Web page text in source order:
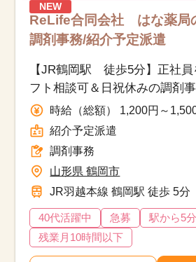
運営会社
NEW
ReLife合同会社 はな薬局
調剤事務/紹介予定派遣
【JR鶴岡駅 徒歩5分】正社
フト相談可＆日祝休みの調剤
シ＆子育て両立も安心
時給（総額） 1,200円～
紹介予定派遣
調剤事務
山形県 鶴岡市
JR羽越本線 鶴岡駅 徒歩 5分
40代活躍中 急募
駅から5
残業月10時間以下